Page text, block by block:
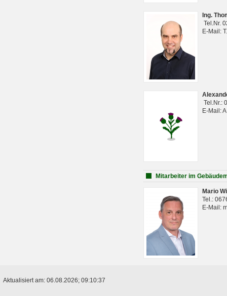
Ing.
Tel.Nr.
E-Mail:
Tel.Nr.:
E-Mail:
Mitarbeiter im
Mario
Tel.:
E-Mail:
Aktualisiert am: 06.08.2026; 09:10:37